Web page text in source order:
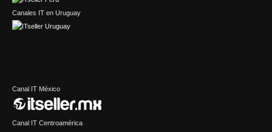
Canales IT en Uruguay
Canal IT México
Canal IT Centroamérica